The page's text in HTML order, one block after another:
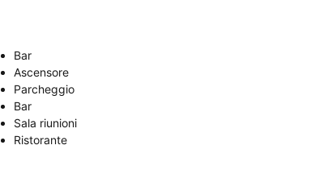
Bar
Ascensore
Parcheggio
Bar
Sala riunioni
Ristorante